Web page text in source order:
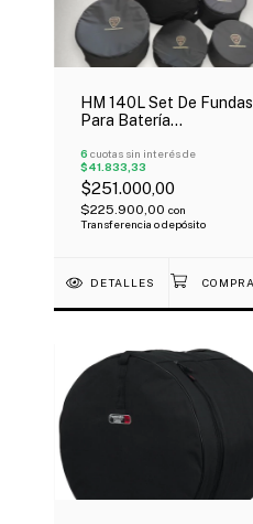
HM 140L Set De Fundas
Para Batería
6 cuotas sin interés de
$41.833,33
$251.000,00
$225.900,00 con
Transferencia o depósito
DETALLES